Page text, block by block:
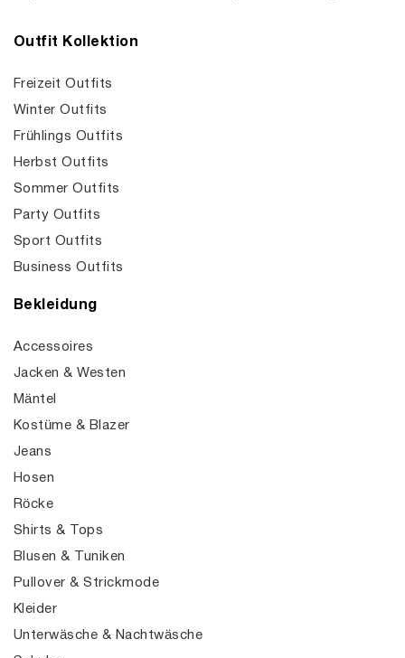
Outfit Kollektion
Freizeit Outfits
Winter Outfits
Frühlings Outfits
Herbst Outfits
Sommer Outfits
Party Outfits
Sport Outfits
Business Outfits
Bekleidung
Accessoires
Jacken & Westen
Mäntel
Kostüme & Blazer
Jeans
Hosen
Röcke
Shirts & Tops
Blusen & Tuniken
Pullover & Strickmode
Kleider
Unterwäsche & Nachtwäsche